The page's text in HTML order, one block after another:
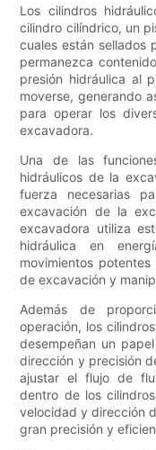
Los cilindros
cilindro cilíndrico, un
cuales están sellados
permanezca
presión hidráulica al
moverse, generando
para operar los
excavadora.
Una de las
hidráulicos de la
fuerza necesarias
excavación de la
excavadora utiliza
hidráulica en
movimientos
de excavación y
Además de
operación, los
desempeñan un
dirección y precisión
ajustar el flujo de
dentro de los
velocidad y dirección
gran precisión y